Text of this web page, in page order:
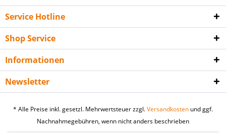
Service Hotline
Shop Service
Informationen
Newsletter
* Alle Preise inkl. gesetzl. Mehrwertsteuer zzgl.Versandkosten und ggf.
Nachnahmegebühren, wenn nicht anders beschrieben